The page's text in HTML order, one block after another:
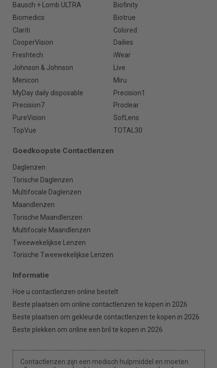
Bausch + Lomb ULTRA
Biofinity
Biomedics
Biotrue
Clariti
Colored
CooperVision
Dailies
Freshtech
iWear
Johnson & Johnson
Live
Menicon
Miru
MyDay daily disposable
Precision1
Precision7
Proclear
PureVision
SofLens
TopVue
TOTAL30
Goedkoopste Contactlenzen
Daglenzen
Torische Daglenzen
Multifocale Daglenzen
Maandlenzen
Torische Maandlenzen
Multifocale Maandlenzen
Tweewekelijkse Lenzen
Torische Tweewekelijkse Lenzen
Informatie
Hoe u contactlenzen online bestelt
Beste plaatsen om online contactlenzen te kopen in 2026
Beste plaatsen om gekleurde contactlenzen te kopen in 2026
Beste plekken om online een bril te kopen in 2026
Contactlenzen zijn een medisch hulpmiddel en moeten